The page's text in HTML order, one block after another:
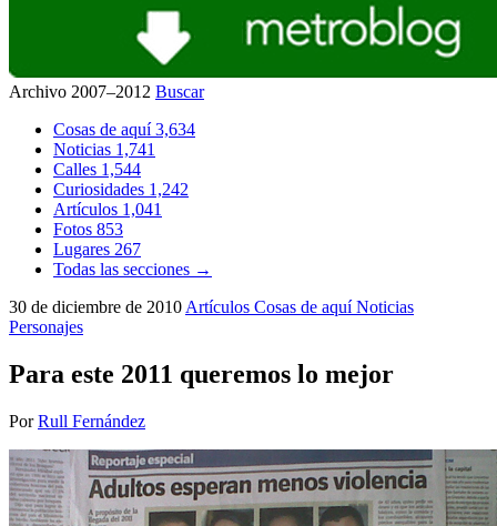
Archivo 2007–2012 Buscar
Cosas de aquí3,634
Noticias 1,741
Calles 1,544
Curiosidades 1,242
Artículos 1,041
Fotos 853
Lugares 267
Todas las secciones →
30 de diciembre de 2010 Artículos Cosas de aquíNoticias
Personajes
Para este 2011 queremos lo mejor
PorRull Fernández